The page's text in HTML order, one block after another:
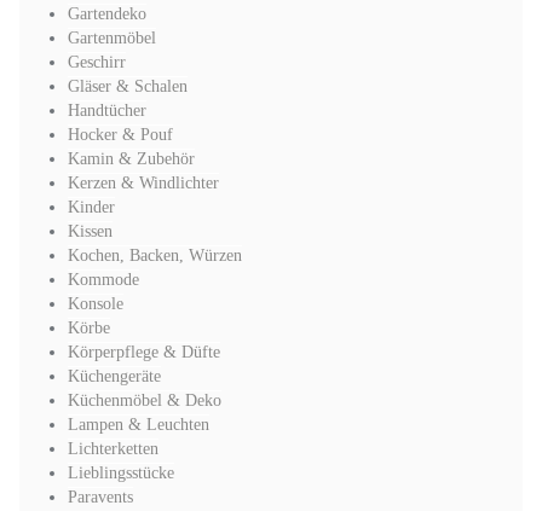
Gartendeko
Gartenmöbel
Geschirr
Gläser & Schalen
Handtücher
Hocker & Pouf
Kamin & Zubehör
Kerzen & Windlichter
Kinder
Kissen
Kochen, Backen, Würzen
Kommode
Konsole
Körbe
Körperpflege & Düfte
Küchengeräte
Küchenmöbel & Deko
Lampen & Leuchten
Lichterketten
Lieblingsstücke
Paravents